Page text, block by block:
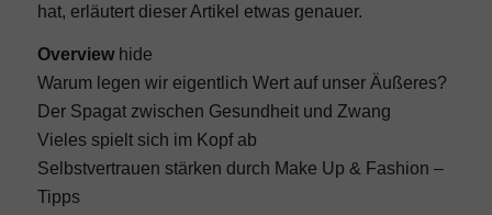
hat, erläutert dieser Artikel etwas genauer.
Overview hide
Warum legen wir eigentlich Wert auf unser Äußeres?
Der Spagat zwischen Gesundheit und Zwang
Vieles spielt sich im Kopf ab
Selbstvertrauen stärken durch Make Up & Fashion –
Tipps